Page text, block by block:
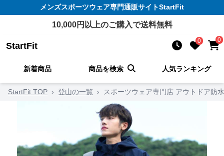
メンズスポーツウェア専門通販サイトStartFit
10,000円以上のご購入で送料無料
StartFit 0 0
新着商品 商品を検索 人気ランキング
StartFit TOP › 登山の一覧 › スポーツウェア専門店 アウトドア防